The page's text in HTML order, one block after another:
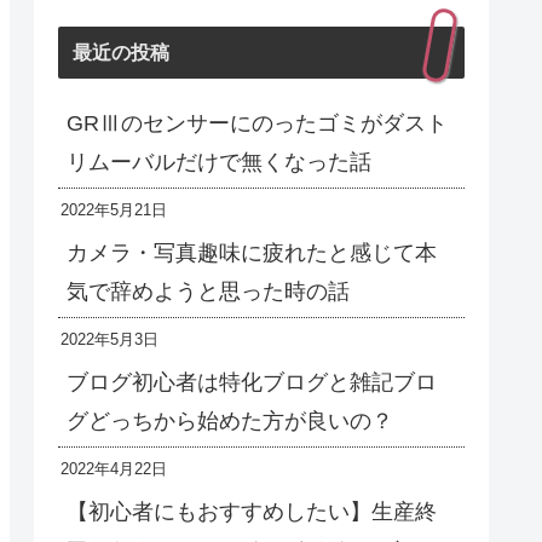
最近の投稿
GRⅢのセンサーにのったゴミがダスト
リムーバルだけで無くなった話
2022年5月21日
カメラ・写真趣味に疲れたと感じて本
気で辞めようと思った時の話
2022年5月3日
ブログ初心者は特化ブログと雑記ブロ
グどっちから始めた方が良いの？
2022年4月22日
【初心者にもおすすめしたい】生産終